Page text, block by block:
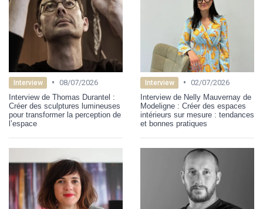
Interview • 08/07/2026
Interview de Thomas Durantel :
Créer des sculptures lumineuses
pour transformer la perception de
l’espace
Interview • 02/07/2026
Interview de Nelly Mauvernay de
Modeligne : Créer des espaces
intérieurs sur mesure : tendances
et bonnes pratiques